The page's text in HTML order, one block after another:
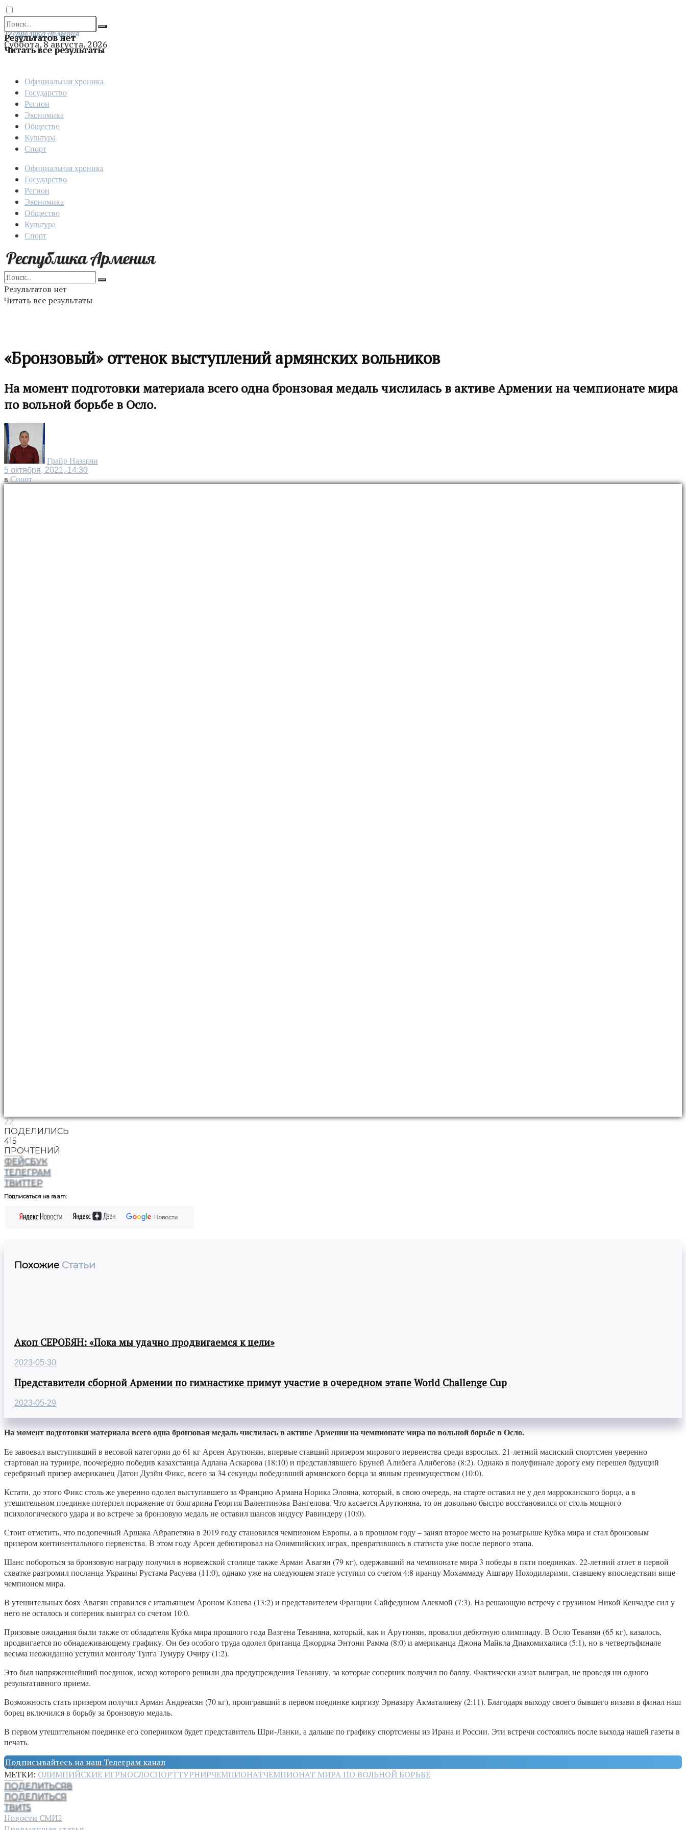
Результатов нет
Читать все результаты
Отправить
Республика Армения
Суббота, 8 августа, 2026
Официальная хроника
Государство
Регион
Экономика
Общество
Культура
Спорт
Официальная хроника
Государство
Регион
Экономика
Общество
Культура
Спорт
Результатов нет
Читать все результаты
«Бронзовый» оттенок выступлений армянских вольников
На момент подготовки материала всего одна бронзовая медаль числилась в активе Армении на чемпионате мира
по вольной борьбе в Осло.
Грайр Назарян
5 октября, 2021, 14:30
в Спорт
22
ПОДЕЛИЛИСЬ
415
ПРОЧТЕНИЙ
ФЕЙСБУК
ТЕЛЕГРАМ
ТВИТТЕР
Подписаться на ra.am:
Похожие Статьи
Акоп СЕРОБЯН: «Пока мы удачно продвигаемся к цели»
2023-05-30
Представители сборной Армении по гимнастике примут участие в очередном этапе World Challenge Cup
2023-05-29
На момент подготовки материала всего одна бронзовая медаль числилась в активе Армении на чемпионате мира по вольной борьбе в Осло.
Ее завоевал выступивший в весовой категории до 61 кг Арсен Арутюнян, впервые ставший призером мирового первенства среди взрослых. 21-летний масиский спортсмен уверенно
стартовал на турнире, поочередно победив казахстанца Адлана Аскарова (18:10) и представлявшего Бруней Алибега Алибегова (8:2). Однако в полуфинале дорогу ему перешел будущий
серебряный призер американец Датон Дуэйн Фикс, всего за 34 секунды победивший армянского борца за явным преимуществом (10:0).
Кстати, до этого Фикс столь же уверенно одолел выступавшего за Францию Армана Норика Элояна, который, в свою очередь, на старте оставил не у дел марроканского борца, а в
утешительном поединке потерпел поражение от болгарина Георгия Валентинова-Вангелова. Что касается Арутюняна, то он довольно быстро восстановился от столь мощного
психологического удара и во встрече за бронзовую медаль не оставил шансов индусу Равиндеру (10:0).
Стоит отметить, что подопечный Аршака Айрапетяна в 2019 году становился чемпионом Европы, а в прошлом году – занял второе место на розыгрыше Кубка мира и стал бронзовым
призером континентального первенства. В этом году Арсен дебютировал на Олимпийских играх, превратившись в статиста уже после первого этапа.
Шанс побороться за бронзовую награду получил в норвежской столице также Арман Авагян (79 кг), одержавший на чемпионате мира 3 победы в пяти поединках. 22-летний атлет в первой
схватке разгромил посланца Украины Рустама Расуева (11:0), однако уже на следующем этапе уступил со счетом 4:8 иранцу Мохаммаду Ашгару Ноходиларими, ставшему впоследствии вице-
чемпионом мира.
В утешительных боях Авагян справился с итальянцем Ароном Канева (13:2) и представителем Франции Сайфедином Алекмой (7:3). На решающую встречу с грузином Никой Кенчадзе сил у
него не осталось и соперник выиграл со счетом 10:0.
Призовые ожидания были также от обладателя Кубка мира прошлого года Вазгена Теваняна, который, как и Арутюнян, провалил дебютную олимпиаду. В Осло Теванян (65 кг), казалось,
продвигается по обнадеживающему графику. Он без особого труда одолел британца Джорджа Энтони Рамма (8:0) и американца Джона Майкла Диакомихалиса (5:1), но в четвертьфинале
весьма неожиданно уступил монголу Тулга Тумуру Очиру (1:2).
Это был напряженнейший поединок, исход которого решили два предупреждения Теваняну, за которые соперник получил по баллу. Фактически азиат выиграл, не проведя ни одного
результативного приема.
Возможность стать призером получил Арман Андреасян (70 кг), проигравший в первом поединке киргизу Эрназару Акматалиеву (2:11). Благодаря выходу своего бывшего визави в финал наш
борец включился в борьбу за бронзовую медаль.
В первом утешительном поединке его соперником будет представитель Шри-Ланки, а дальше по графику спортсмены из Ирана и России. Эти встречи состоялись после выхода нашей газеты в
печать.
Подписывайтесь на наш Телеграм канал
МЕТКИ: ОЛИМПИЙСКИЕ ИГРЫОСЛОСПОРТТУРНИРЧЕМПИОНАТЧЕМПИОНАТ МИРА ПО ВОЛЬНОЙ БОРЬБЕ
ПОДЕЛИТЬСЯ8
ПОДЕЛИТЬСЯ
ТВИТ5
Новости СМИ2